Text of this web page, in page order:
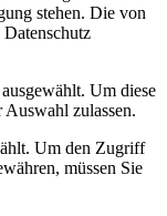
stehen. Die von
Um diese
Auswahl zulassen.
Um den Zugriff
müssen Sie